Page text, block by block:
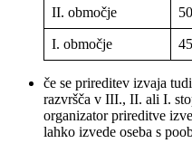
II. območje 50
I. območje 45
če se prireditev izvaja
razvršča v III., II. ali I.
organizator prireditve
lahko izvede oseba s